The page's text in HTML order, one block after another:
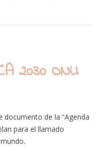
2030 ONU
documento de la “Agenda
para el llamado